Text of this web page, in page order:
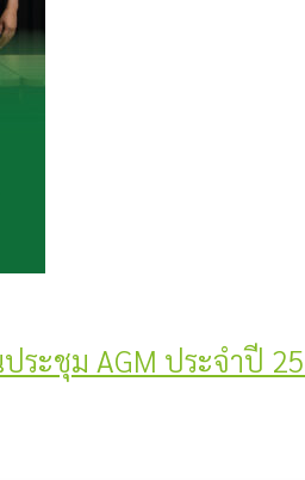
ระชุม AGM ประจำปี